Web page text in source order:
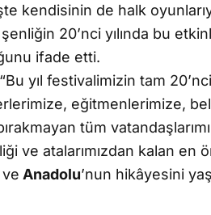
kendisinin de halk
20’nci yılında bu
ifade etti.
yıl festivalimizin tam
eğitmenlerimize,
tüm
ve atalarımızdan kalan
Anadolu’nun hikâyesini